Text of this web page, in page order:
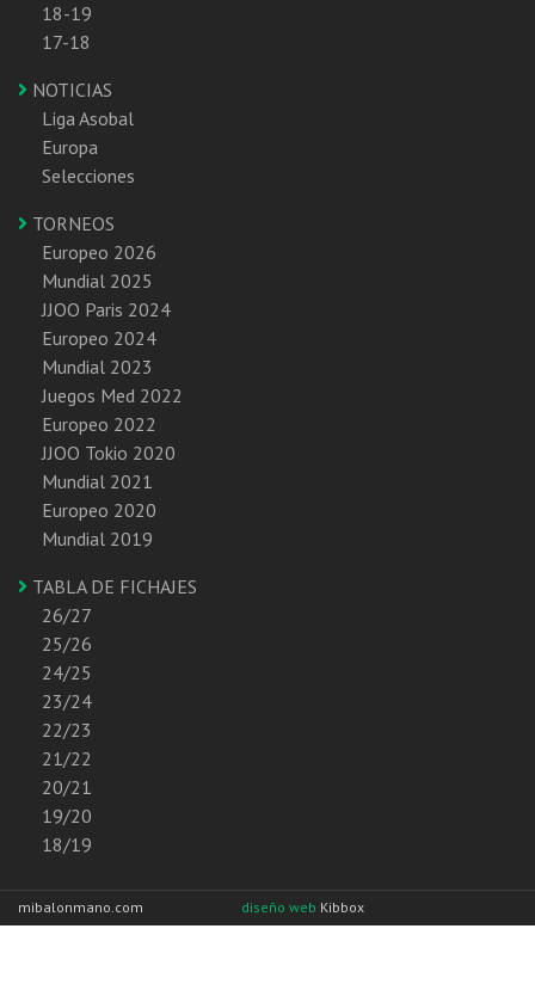
18-19
17-18
NOTICIAS
Liga Asobal
Europa
Selecciones
TORNEOS
Europeo 2026
Mundial 2025
JJOO Paris 2024
Europeo 2024
Mundial 2023
Juegos Med 2022
Europeo 2022
JJOO Tokio 2020
Mundial 2021
Europeo 2020
Mundial 2019
TABLA DE FICHAJES
26/27
25/26
24/25
23/24
22/23
21/22
20/21
19/20
18/19
mibalonmano.com diseño web Kibbox